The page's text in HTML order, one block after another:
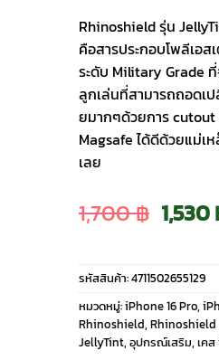
Rhinoshield รุ่น
คือสารประกอบโพลีเอ
ระดับ Military Grade
ลูกเล่นที่สามารถถอดเ
ยมากๆด้วยการ
Magsafe ได้ดีด้วยแม่
เลย
1,700฿
price
was:
1,700
1,530
รหัสสินค้า:4711502655129
หมวดหมู่:iPhone 16 Pro,
Rhinoshield, Rhinoshield
JellyTint, อุปกรณ์เสริม, เค